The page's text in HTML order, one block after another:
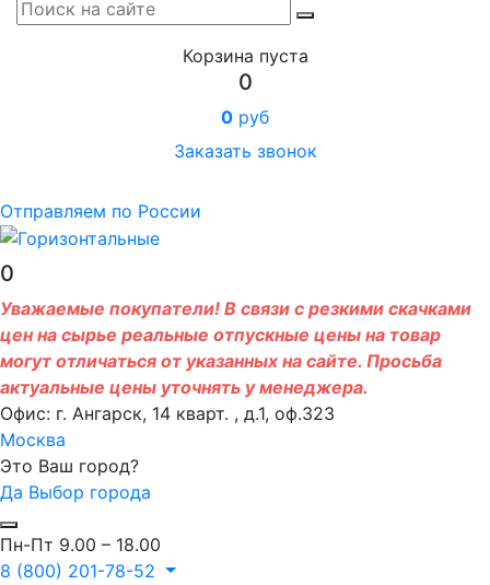
Корзина пуста
0
0 руб
Заказать звонок
Отправляем по России
0
Уважаемые покупатели! В связи с резкими скачками
цен на сырье реальные отпускные цены на товар
могут отличаться от указанных на сайте. Просьба
актуальные цены уточнять у менеджера.
Офис: г. Ангарск, 14 кварт. , д.1, оф.323
Москва
Это Ваш город?
Да Выбор города
Пн-Пт 9.00 – 18.00
8 (800) 201-78-52